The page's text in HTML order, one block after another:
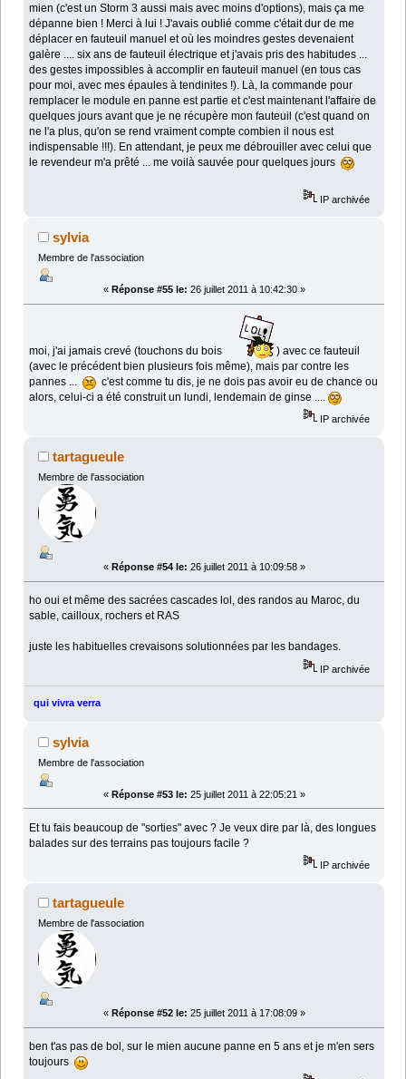
mien (c'est un Storm 3 aussi mais avec moins d'options), mais ça me
dépanne bien ! Merci à lui ! J'avais oublié comme c'était dur de me
déplacer en fauteuil manuel et où les moindres gestes devenaient
galère .... six ans de fauteuil électrique et j'avais pris des habitudes ...
des gestes impossibles à accomplir en fauteuil manuel (en tous cas
pour moi, avec mes épaules à tendinites !). Là, la commande pour
remplacer le module en panne est partie et c'est maintenant l'affaire de
quelques jours avant que je ne récupère mon fauteuil (c'est quand on
ne l'a plus, qu'on se rend vraiment compte combien il nous est
indispensable !!!). En attendant, je peux me débrouiller avec celui que
le revendeur m'a prêté ... me voilà sauvée pour quelques jours
IP archivée
sylvia
Membre de l'association
« Réponse #55 le: 26 juillet 2011 à 10:42:30 »
moi, j'ai jamais crevé (touchons du bois
) avec ce fauteuil
(avec le précédent bien plusieurs fois même), mais par contre les
pannes ...
c'est comme tu dis, je ne dois pas avoir eu de chance ou
alors, celui-ci a été construit un lundi, lendemain de ginse ....
IP archivée
tartagueule
Membre de l'association
« Réponse #54 le: 26 juillet 2011 à 10:09:58 »
ho oui et même des sacrées cascades lol, des randos au Maroc, du
sable, cailloux, rochers et RAS
juste les habituelles crevaisons solutionnées par les bandages.
IP archivée
qui vivra verra
sylvia
Membre de l'association
« Réponse #53 le: 25 juillet 2011 à 22:05:21 »
Et tu fais beaucoup de "sorties" avec ? Je veux dire par là, des longues
balades sur des terrains pas toujours facile ?
IP archivée
tartagueule
Membre de l'association
« Réponse #52 le: 25 juillet 2011 à 17:08:09 »
ben t'as pas de bol, sur le mien aucune panne en 5 ans et je m'en sers
toujours